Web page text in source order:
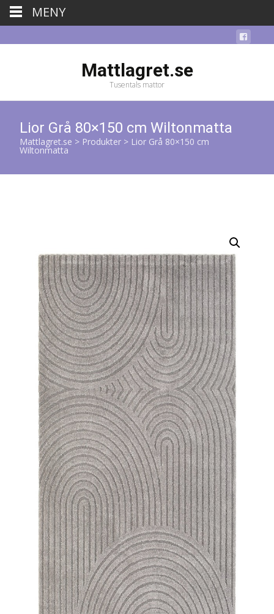
Mattlagret.se
Tusentals mattor
Lior Grå 80×150 cm Wiltonmatta
Mattlagret.se > Produkter > Lior Grå 80×150 cm
Wiltonmatta
MENY